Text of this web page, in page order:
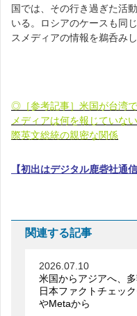
国では、その行き過ぎた活
いる。ロシアのケースも同
スメディアの情報を鵜呑み
◎［参考記事］米国が台湾
メディアは何を報じていな
際英文総統の親密な関係
【初出はデジタル鹿砦社通信
関連する記事
2026.07.10
米国からアジアへ、
日本ファクトチェッ
やMetaから